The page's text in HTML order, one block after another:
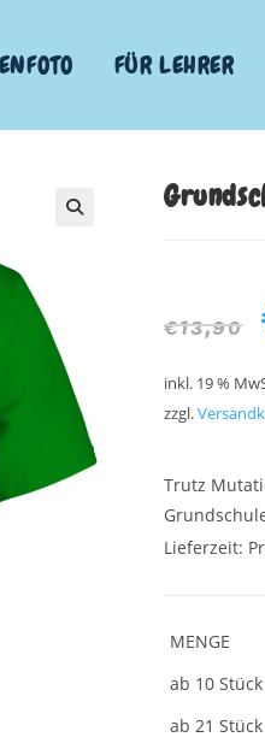
FÜR LEHRER
€13,90
inkl. 19 %
zzgl.
Trutz
Lieferzeit:
MENGE
ab 10 Stück
ab 21 Stück